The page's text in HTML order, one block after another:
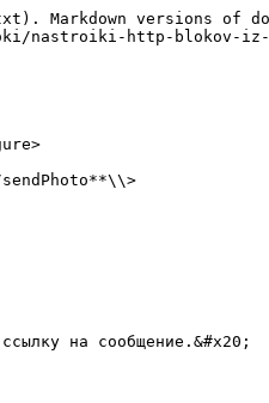
versions of
nastroiki-http-blokov-
на сообщение.&#x20;